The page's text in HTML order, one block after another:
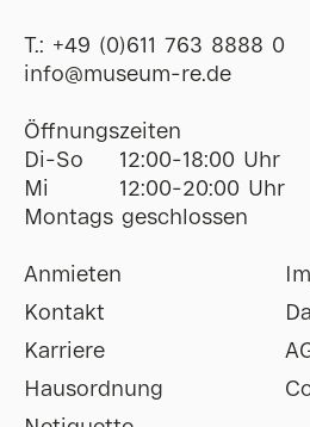
T.: +49 (0)611 763 8888 0
ofni@museum-re de
Öffnungszeiten
Di-So
12:00-18:00 Uhr
Mi
12:00-20:00 Uhr
Montags geschlossen
Anmieten
Kontakt
Karriere
Hausordnung